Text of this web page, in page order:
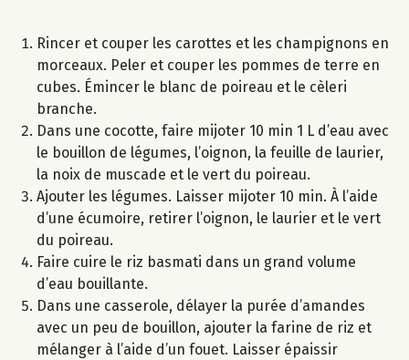
Rincer et couper les carottes et les champignons en
morceaux. Peler et couper les pommes de terre en
cubes. Émincer le blanc de poireau et le cèleri
branche.
Dans une cocotte, faire mijoter 10 min 1 L d’eau avec
le bouillon de légumes, l’oignon, la feuille de laurier,
la noix de muscade et le vert du poireau.
Ajouter les légumes. Laisser mijoter 10 min. À l’aide
d’une écumoire, retirer l’oignon, le laurier et le vert
du poireau.
Faire cuire le riz basmati dans un grand volume
d’eau bouillante.
Dans une casserole, délayer la purée d’amandes
avec un peu de bouillon, ajouter la farine de riz et
mélanger à l’aide d’un fouet. Laisser épaissir